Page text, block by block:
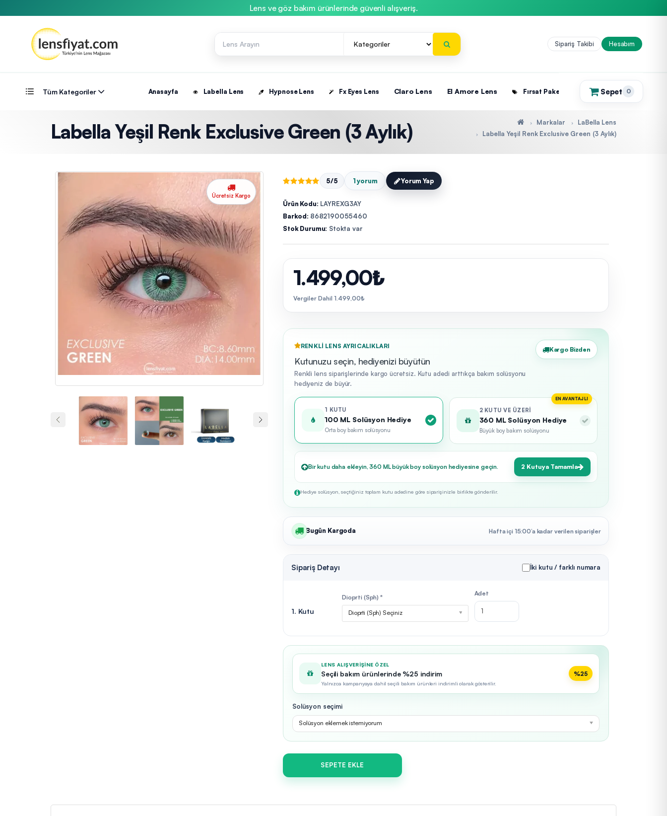
Lens ve göz bakım ürünlerinde güvenli alışveriş.
Sipariş Takibi Hesabım
Tüm Kategoriler Anasayfa Labella Lens Hypnose Lens Fx Eyes Lens Claro Lens El Amore Lens Fırsat Paketleri Sepet 0
(0)
Labella Yeşil Renk Exclusive Green (3 Aylık) Markalar
LaBella Lens
Labella Yeşil Renk Exclusive Green (3 Aylık)
Ücretsiz Kargo
5/5 1 yorum Yorum Yap
Ürün Kodu: LAYREXG3AY
Barkod: 8682190055460
Stok Durumu: Stokta var
1.499,00₺
Vergiler Dahil 1.499,00₺
RENKLI LENS AYRICALIKLARI
Kutunuzu seçin, hediyenizi büyütün
Renkli lens siparişlerinde kargo ücretsiz. Kutu adedi arttıkça bakım solüsyonu
hediyeniz de büyür.
Kargo Bizden
1 KUTU
100 ML Solüsyon Hediye
Orta boy bakım solüsyonu
EN AVANTAJLI
2 KUTU VE ÜZERI
360 ML Solüsyon Hediye
Büyük boy bakım solüsyonu
Bir kutu daha ekleyin, 360 ML büyük boy solüsyon hediyesine geçin. 2 Kutuya Tamamla
Hediye solüsyon, seçtiğiniz toplam kutu adedine göre siparişinizle birlikte gönderilir.
Bugün Kargoda Hafta içi 15:00’a kadar verilen siparişler
Sipariş Detayı İki kutu / farklı numara
1. Kutu
Dioprti (Sph) *
Dioprti (Sph) Seçiniz
Adet
LENS ALIŞVERIŞINE ÖZEL
Seçili bakım ürünlerinde %25 indirim
Yalnızca kampanyaya dahil seçili bakım ürünleri indirimli olarak gösterilir.
%25
Solüsyon seçimi
Solüsyon eklemek istemiyorum
SEPETE EKLE